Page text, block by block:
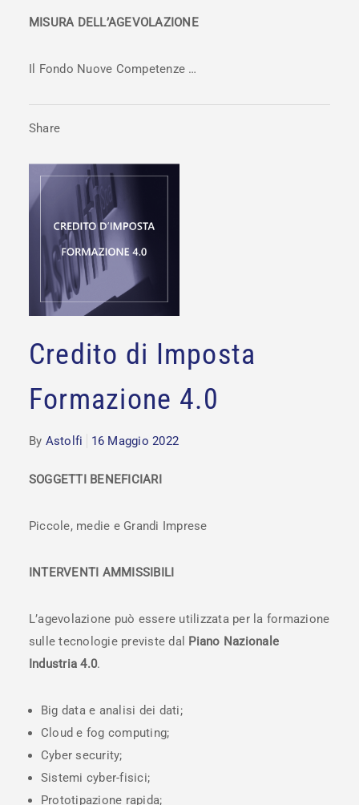
MISURA DELL’AGEVOLAZIONE
Il Fondo Nuove Competenze …
Share
Credito di Imposta
Formazione 4.0
By Astolfi 16 Maggio 2022
SOGGETTI BENEFICIARI
Piccole, medie e Grandi Imprese
INTERVENTI AMMISSIBILI
L’agevolazione può essere utilizzata per la formazione
sulle tecnologie previste dal Piano Nazionale
Industria 4.0.
Big data e analisi dei dati;
Cloud e fog computing;
Cyber security;
Sistemi cyber-fisici;
Prototipazione rapida;